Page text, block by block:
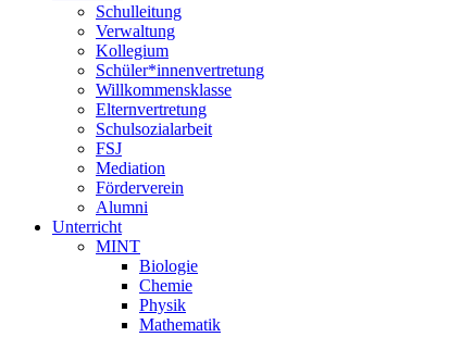
Schulleitung
Verwaltung
Kollegium
Schüler*innenvertretung
Willkommensklasse
Elternvertretung
Schulsozialarbeit
FSJ
Mediation
Förderverein
Alumni
Unterricht
MINT
Biologie
Chemie
Physik
Mathematik